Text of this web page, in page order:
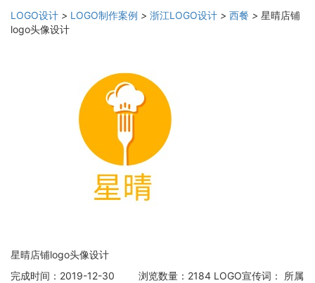
LOGO设计 > LOGO制作案例 > 浙江LOGO设计 > 西餐 > 星晴店铺
logo头像设计
星晴店铺logo头像设计
完成时间：2019-12-30
浏览数量：2184 LOGO宣传词：
所属